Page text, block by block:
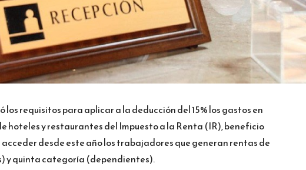
los requisitos para aplicar a la deducción del 15% los gastos en
hoteles y restaurantes del Impuesto a la Renta (IR), beneficio
desde este año los trabajadores que generan rentas de
y quinta categoría (dependientes).